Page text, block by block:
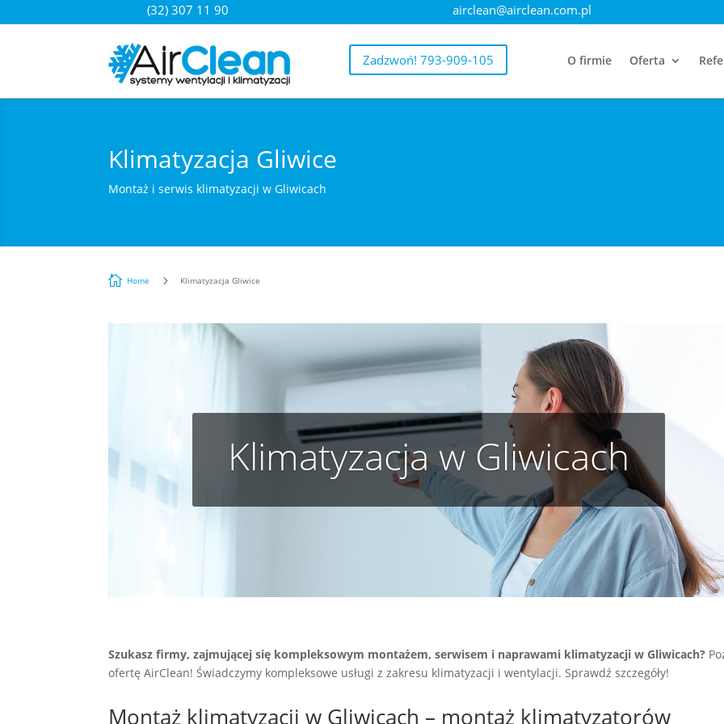
(32) 307 11 90 airclean@airclean.com.pl
Zadzwoń! 793-909-105 O firmie Oferta
Klimatyzacja Gliwice
Montaż i serwis klimatyzacji w Gliwicach
 Home 5 Klimatyzacja Gliwice
Klimatyzacja w Gliwicach
Szukasz firmy, zajmującej się kompleksowym montażem, serwisem i naprawami klimatyzacji w Gliwicach?
ofertę AirClean! Świadczymy kompleksowe usługi z zakresu klimatyzacji i wentylacji. Sprawdź szczegóły!
Montaż klimatyzacji w Gliwicach – montaż klimatyzatorów